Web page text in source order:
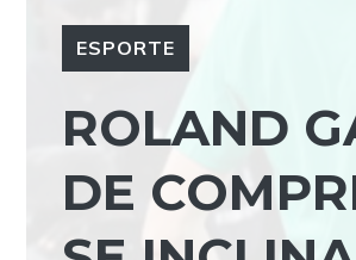
ESPORTE
ROLAND
DE